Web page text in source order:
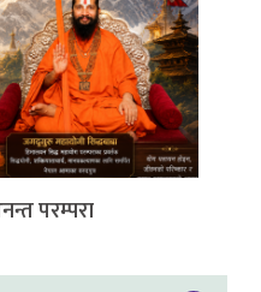
परम्परा